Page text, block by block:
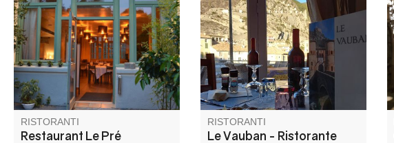
simple et savoureuse. Idéal
entre amis, en famille ou en
groupe.
RISTORANTI
Restaurant Le Pré
medievale, il ristorante-pizzeria
dispone di un'ampia sala da
pranzo con una vista
mozzafiato sull'antico borgo
fortificato e sulla sua cittadella.
Quando il tempo è bello,
approfittate della nostra grande
terrazza ombreggiata.
RISTORANTI
Le Vauban - Ristorante